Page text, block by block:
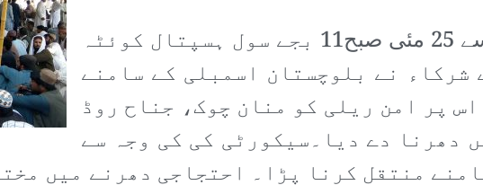
ینگ ڈاکٹرز اورپیرامیڈیکس کی طرف سے 25 مئی صبح11 بجے سول ہسپتال کوئٹہ
نے بلوچستان اسمبلی کے سامنے
پر امن ریلی کو منان چوک، جناح روڈ
دھرنا دے دیا۔سیکورٹی کی کی وجہ سے
منتقل کرنا پڑا۔ احتجاجی دھرنے میں